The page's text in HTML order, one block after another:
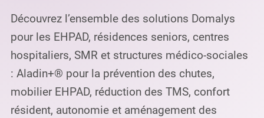
Découvrez l’ensemble des solutions Domalys
pour les EHPAD, résidences seniors, centres
hospitaliers, SMR et structures médico-sociales
: Aladin+® pour la prévention des chutes,
mobilier EHPAD, réduction des TMS, confort
résident, autonomie et aménagement des